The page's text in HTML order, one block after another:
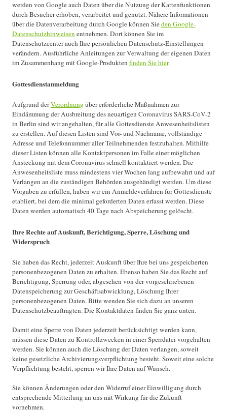
werden von Google auch Daten über die Nutzung der Kartenfunktionen
durch Besucher erhoben, verarbeitet und genutzt. Nähere Informationen
über die Datenverarbeitung durch Google können Sieden Google-
Datenschutzhinweisenentnehmen. Dort können Sie im
Datenschutzcenter auch Ihre persönlichen Datenschutz-Einstellungen
verändern. Ausführliche Anleitungen zur Verwaltung der eigenen Daten
im Zusammenhang mit Google-Produkten finden Sie hier.
Gottesdienstanmeldung
Aufgrund derVerordnungüber erforderliche Maßnahmen zur
Eindämmung der Ausbreitung des neuartigen Coronavirus SARS-CoV-2
in Berlin sind wir angehalten, für alle Gottesdienste Anwesenheitslisten
zu erstellen. Auf diesen Listen sind Vor- und Nachname, vollständige
Adresse und Telefonnummer aller Teilnehmenden festzuhalten. Mithilfe
dieser Listen können alle Kontaktpersonen im Falle einer möglichen
Ansteckung mit dem Coronavirus schnell kontaktiert werden. Die
Anwesenheitsliste muss mindestens vier Wochen lang aufbewahrt und auf
Verlangen an die zuständigen Behörden ausgehändigt werden. Um diese
Vorgaben zu erfüllen, haben wir ein Anmeldeverfahren für Gottesdienste
etabliert, bei dem die minimal geforderten Daten erfasst werden. Diese
Daten werden automatisch 40 Tage nach Abspeicherung gelöscht.
Ihre Rechte auf Auskunft, Berichtigung, Sperre, Löschung und
Widerspruch
Sie haben das Recht, jederzeit Auskunft über Ihre bei uns gespeicherten
personenbezogenen Daten zu erhalten. Ebenso haben Sie das Recht auf
Berichtigung, Sperrung oder, abgesehen von der vorgeschriebenen
Datenspeicherung zur Geschäftsabwicklung, Löschung Ihrer
personenbezogenen Daten. Bitte wenden Sie sich dazu an unseren
Datenschutzbeauftragten. Die Kontaktdaten finden Sie ganz unten.
Damit eine Sperre von Daten jederzeit berücksichtigt werden kann,
müssen diese Daten zu Kontrollzwecken in einer Sperrdatei vorgehalten
werden. Sie können auch die Löschung der Daten verlangen, soweit
keine gesetzliche Archivierungsverpflichtung besteht. Soweit eine solche
Verpflichtung besteht, sperren wir Ihre Daten auf Wunsch.
Sie können Änderungen oder den Widerruf einer Einwilligung durch
entsprechende Mitteilung an uns mit Wirkung für die Zukunft
vornehmen.